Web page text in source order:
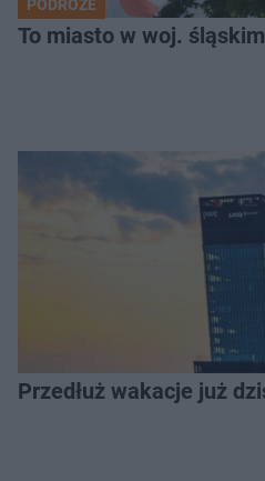
PODRÓŻE
To miasto w woj.
Przedłuż wakacje już